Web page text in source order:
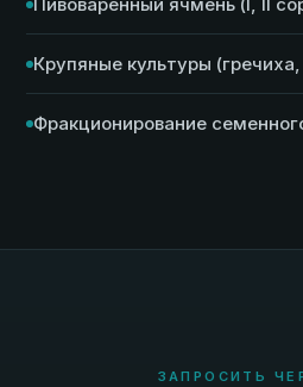
Крупяные культуры
Фракционирование
ЗАПРОСИТЬ